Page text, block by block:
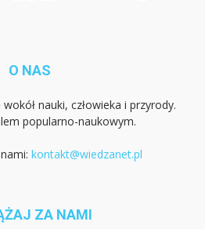
O NAS
nauki, człowieka i przyrody.
popularno-naukowym.
kontakt@wiedzanet.pl
ZA NAMI